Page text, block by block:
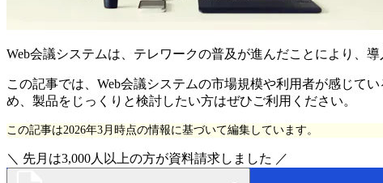
Web会議システムは、テレワークの普及が進んだことにより、
この記事では、Web会議システムの市場規模や利用者が感じて
め、製品をじっくりと検討したい方はぜひご利用ください。
この記事は2026年3月時点の情報に基づいて編集しています。
＼ 先月は3,000人以上の方が資料請求しました ／